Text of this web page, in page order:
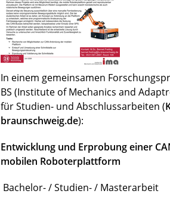
In einem gemeinsamen
BS (Institute of Mechanics and
für Studien- und Abschlussarbeiten (
braunschweig.de):
Entwicklung und Erprobung einer
mobilen Roboterplattform
Bachelor- / Studien- / Masterarbeit